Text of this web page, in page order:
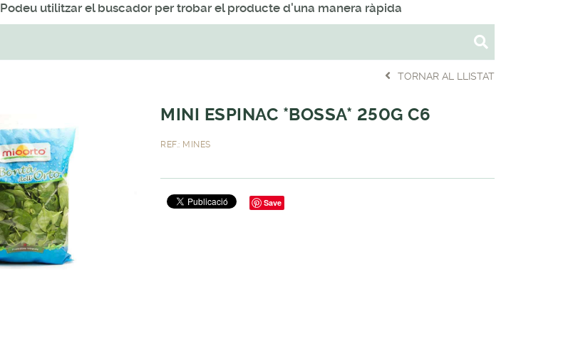
Podeu utilitzar el buscador per trobar el producte d'una manera ràpida
TORNAR AL LLISTAT
MINI ESPINAC *BOSSA* 250G C6
REF.: MINES
Save